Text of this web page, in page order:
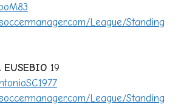
League/Standing
EUSEBIO 19
League/Standing